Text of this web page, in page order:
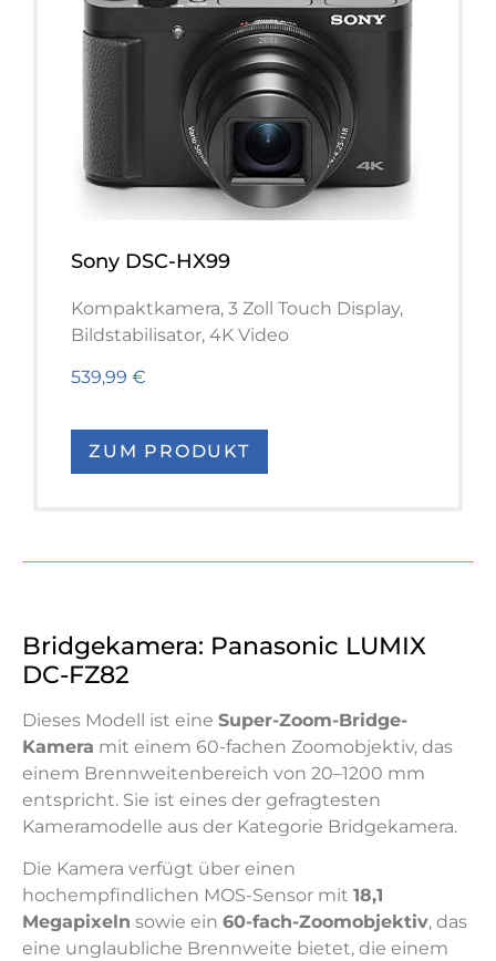
Sony DSC-HX99
Kompaktkamera, 3 Zoll Touch Display,
Bildstabilisator, 4K Video
539,99 €
ZUM PRODUKT
Bridgekamera: Panasonic LUMIX
DC-FZ82
Dieses Modell ist eine Super-Zoom-Bridge-
Kamera mit einem 60-fachen Zoomobjektiv, das
einem Brennweitenbereich von 20–1200 mm
entspricht. Sie ist eines der gefragtesten
Kameramodelle aus der Kategorie Bridgekamera.
Die Kamera verfügt über einen
hochempfindlichen MOS-Sensor mit 18,1
Megapixeln sowie ein 60-fach-Zoomobjektiv, das
eine unglaubliche Brennweite bietet, die einem